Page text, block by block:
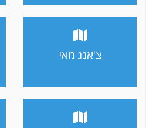
צ'אנג מאי